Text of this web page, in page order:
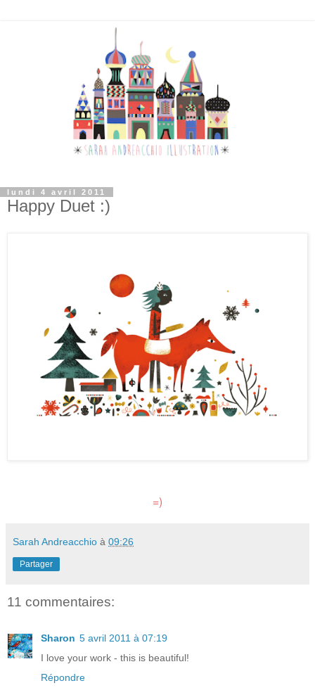
lundi 4 avril 2011
Happy Duet :)
=)
Sarah Andreacchio à 09:26
Partager
11 commentaires:
Sharon 5 avril 2011 à 07:19
I love your work - this is beautiful!
Répondre